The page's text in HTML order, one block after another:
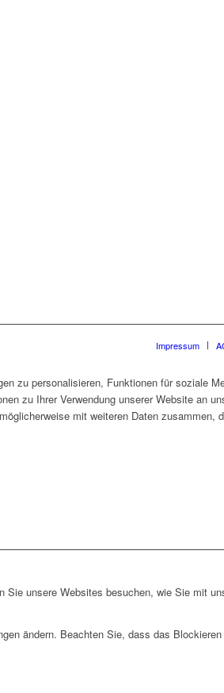
Impressum
zu personalisieren, Funktionen für soziale
zu Ihrer Verwendung unserer Website an
mit weiteren Daten zusammen,
unsere Websites besuchen, wie Sie mit
ändern. Beachten Sie, dass das